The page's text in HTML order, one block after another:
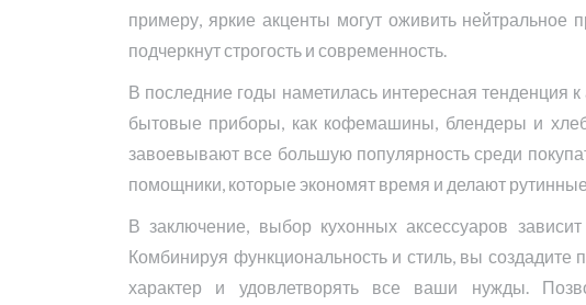
примеру, яркие акценты могут оживить нейтральное
подчеркнут строгость и современность.
В последние годы наметилась интересная тенденция
бытовые приборы, как кофемашины, блендеры и
завоевывают все большую популярность среди
помощники, которые экономят время и делают
В заключение, выбор кухонных аксессуаров
Комбинируя функциональность и стиль, вы создадите
характер и удовлетворять все ваши нужды.